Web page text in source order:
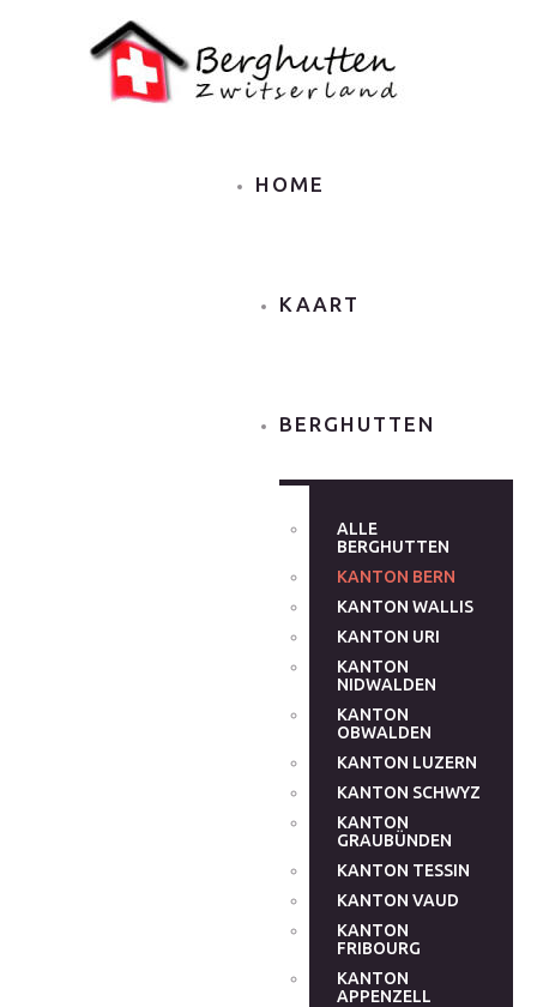
HOME
KAART
BERGHUTTEN
ALLE
BERGHUTTEN
KANTON BERN
KANTON WALLIS
KANTON URI
KANTON
NIDWALDEN
KANTON
OBWALDEN
KANTON LUZERN
KANTON SCHWYZ
KANTON
GRAUBÜNDEN
KANTON TESSIN
KANTON VAUD
KANTON
FRIBOURG
KANTON
APPENZELL